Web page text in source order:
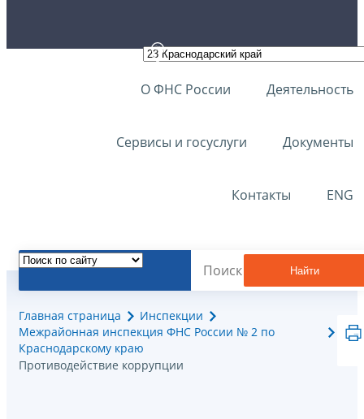
О ФНС России Деятельность
Сервисы и госуслуги Документы
Контакты ENG
Найти
Главная страница
Инспекции
Межрайонная инспекция ФНС России № 2 по
Краснодарскому краю
Противодействие коррупции